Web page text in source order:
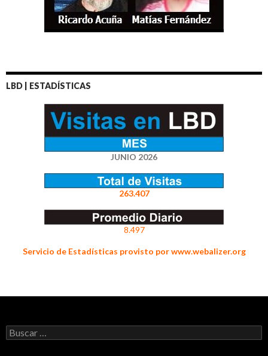
LBD | ESTADÍSTICAS
JUNIO 2026
263.407
8.497
Servicio de Estadísticas provisto por www.webalizer.org
Buscar: